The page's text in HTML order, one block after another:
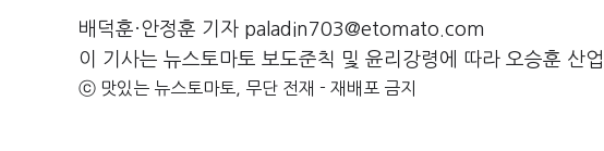
배덕훈·안정훈 기자 paladin703@etomato.com
이 기사는 뉴스토마토 보도준칙 및 윤리강령에 따라 오승훈 산
ⓒ 맛있는 뉴스토마토, 무단 전재 - 재배포 금지